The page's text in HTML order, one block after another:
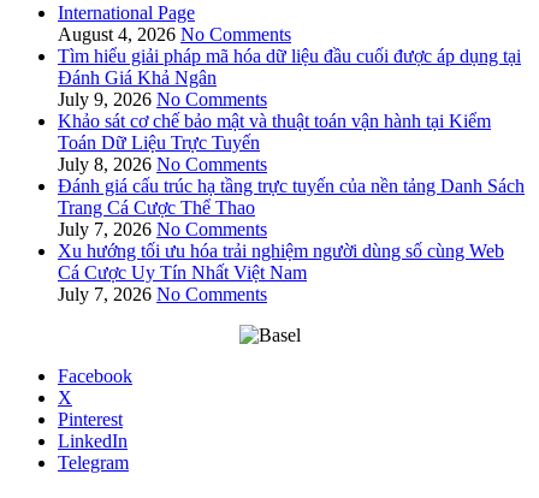
International Page
August 4, 2026 No Comments
Tìm hiểu giải pháp mã hóa dữ liệu đầu cuối được áp dụng tại
Đánh Giá Khả Ngân
July 9, 2026 No Comments
Khảo sát cơ chế bảo mật và thuật toán vận hành tại Kiểm
Toán Dữ Liệu Trực Tuyến
July 8, 2026 No Comments
Đánh giá cấu trúc hạ tầng trực tuyến của nền tảng Danh Sách
Trang Cá Cược Thể Thao
July 7, 2026 No Comments
Xu hướng tối ưu hóa trải nghiệm người dùng số cùng Web
Cá Cược Uy Tín Nhất Việt Nam
July 7, 2026 No Comments
Facebook
X
Pinterest
LinkedIn
Telegram